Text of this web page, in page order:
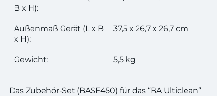
B x H):
Außenmaß Gerät (L x B
x H):
37,5 x 26,7 x 26,7 cm
Gewicht: 5,5 kg
Das Zubehör-Set (BASE450) für das “BA Ulticlean“